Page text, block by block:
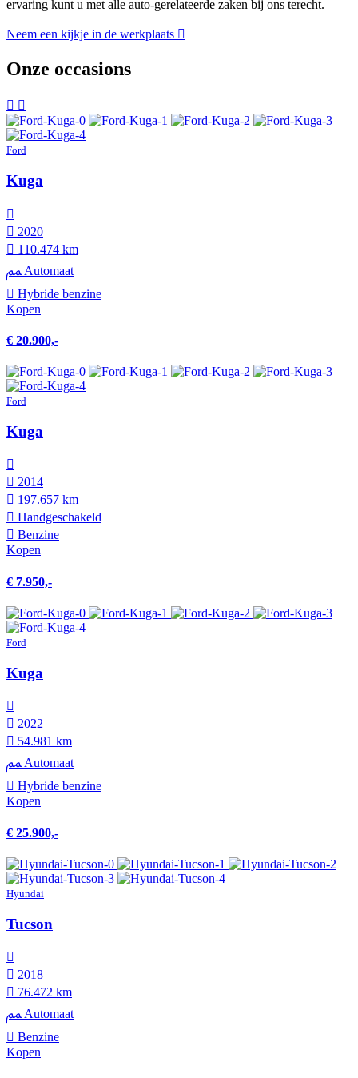
ervaring kunt u met alle auto-gerelateerde zaken bij ons terecht.
Neem een kijkje in de werkplaats
Onze occasions
Ford
Kuga
2020
110.474 km
Automaat
Hybride benzine
Kopen
€ 20.900,-
Ford
Kuga
2014
197.657 km
Hand­geschakeld
Benzine
Kopen
€ 7.950,-
Ford
Kuga
2022
54.981 km
Automaat
Hybride benzine
Kopen
€ 25.900,-
Hyundai
Tucson
2018
76.472 km
Automaat
Benzine
Kopen